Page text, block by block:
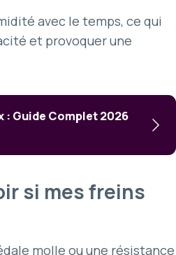
avec le temps, ce qui
et provoquer une
: Guide Complet 2026
si mes freins
molle ou une résistance